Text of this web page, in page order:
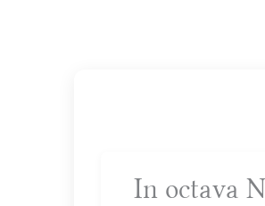
In octava